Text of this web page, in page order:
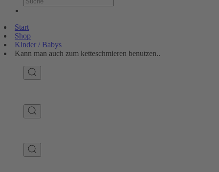
Start
Shop
Kinder / Babys
Kann man auch zum ketteschmieren benutzen..